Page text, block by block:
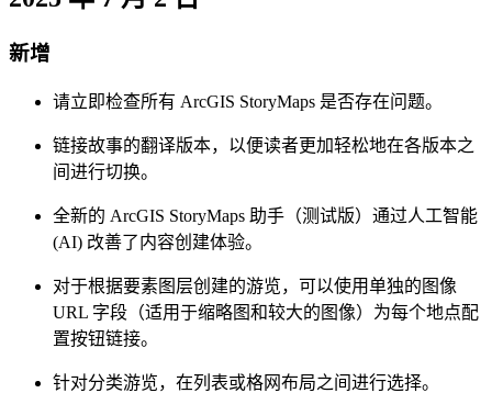
新增
请立即检查所有 ArcGIS StoryMaps 是否存在问题。
链接故事的翻译版本，以便读者更加轻松地在各版本之
间进行切换。
全新的 ArcGIS StoryMaps 助手（测试版）通过人工智能
(AI) 改善了内容创建体验。
对于根据要素图层创建的游览，可以使用单独的图像
URL 字段（适用于缩略图和较大的图像）为每个地点配
置按钮链接。
针对分类游览，在列表或格网布局之间进行选择。